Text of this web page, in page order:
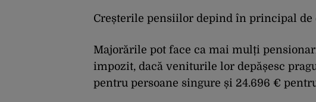
Creșterile pensiilor depind în principal
Majorările pot face ca mai mulți
impozit, dacă veniturile lor depășesc
pentru persoane singure și 24.696 €